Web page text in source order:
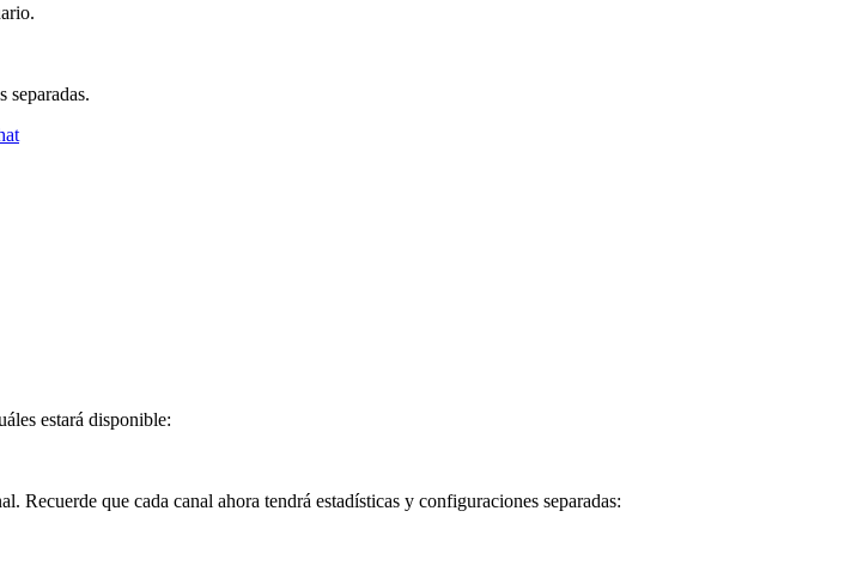
separadas.
estará disponible:
Recuerde que cada canal ahora tendrá estadísticas y configuraciones separadas: